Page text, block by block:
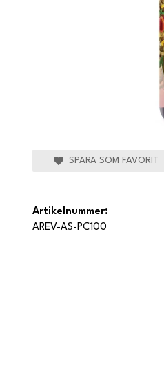
SPARA SOM FAVORIT
Artikelnummer:
AREV-AS-PC100